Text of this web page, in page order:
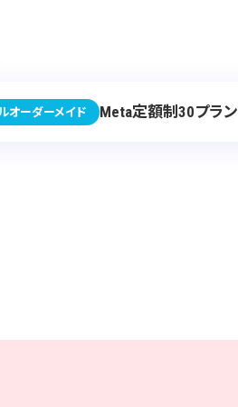
オーダーメイド Meta定額制30プラン